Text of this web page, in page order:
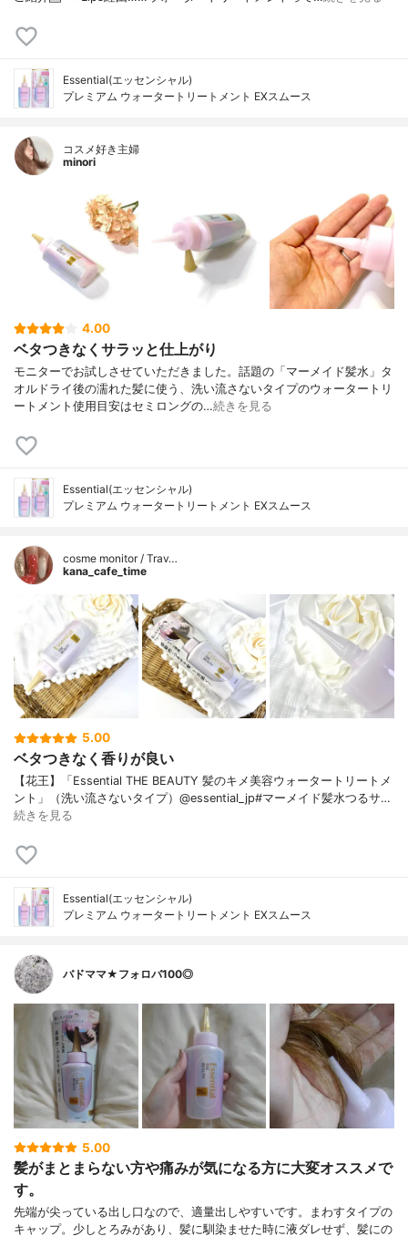
Essential(エッセンシャル)
プレミアム ウォータートリートメント EXスムース
コスメ好き主婦
minori
4.00
ベタつきなくサラッと仕上がり
モニターでお試しさせていただきました。話題の「マーメイド髪水」タ
オルドライ後の濡れた髪に使う、洗い流さないタイプのウォータートリ
ートメント使用目安はセミロングの…続きを見る
Essential(エッセンシャル)
プレミアム ウォータートリートメント EXスムース
cosme monitor / Trav…
kana_cafe_time
5.00
ベタつきなく香りが良い
【花王】「Essential THE BEAUTY 髪のキメ美容ウォータートリートメ
ント」（洗い流さないタイプ）@essential_jp#マーメイド髪水つるサ…
続きを見る
Essential(エッセンシャル)
プレミアム ウォータートリートメント EXスムース
バドママ★フォロバ100◎
5.00
髪がまとまらない方や痛みが気になる方に大変オススメで
す。
先端が尖っている出し口なので、適量出しやすいです。まわすタイプの
キャップ。少しとろみがあり、髪に馴染ませた時に液ダレせず、髪にの